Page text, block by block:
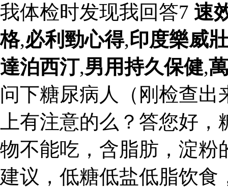
我体检时发现我回答7 速
格,必利勁心得,印度樂威
達泊西汀,男用持久保健,
问下糖尿病人（刚检查出
上有注意的么？答您好
物不能吃，含脂肪，淀粉
建议，低糖低盐低脂饮食